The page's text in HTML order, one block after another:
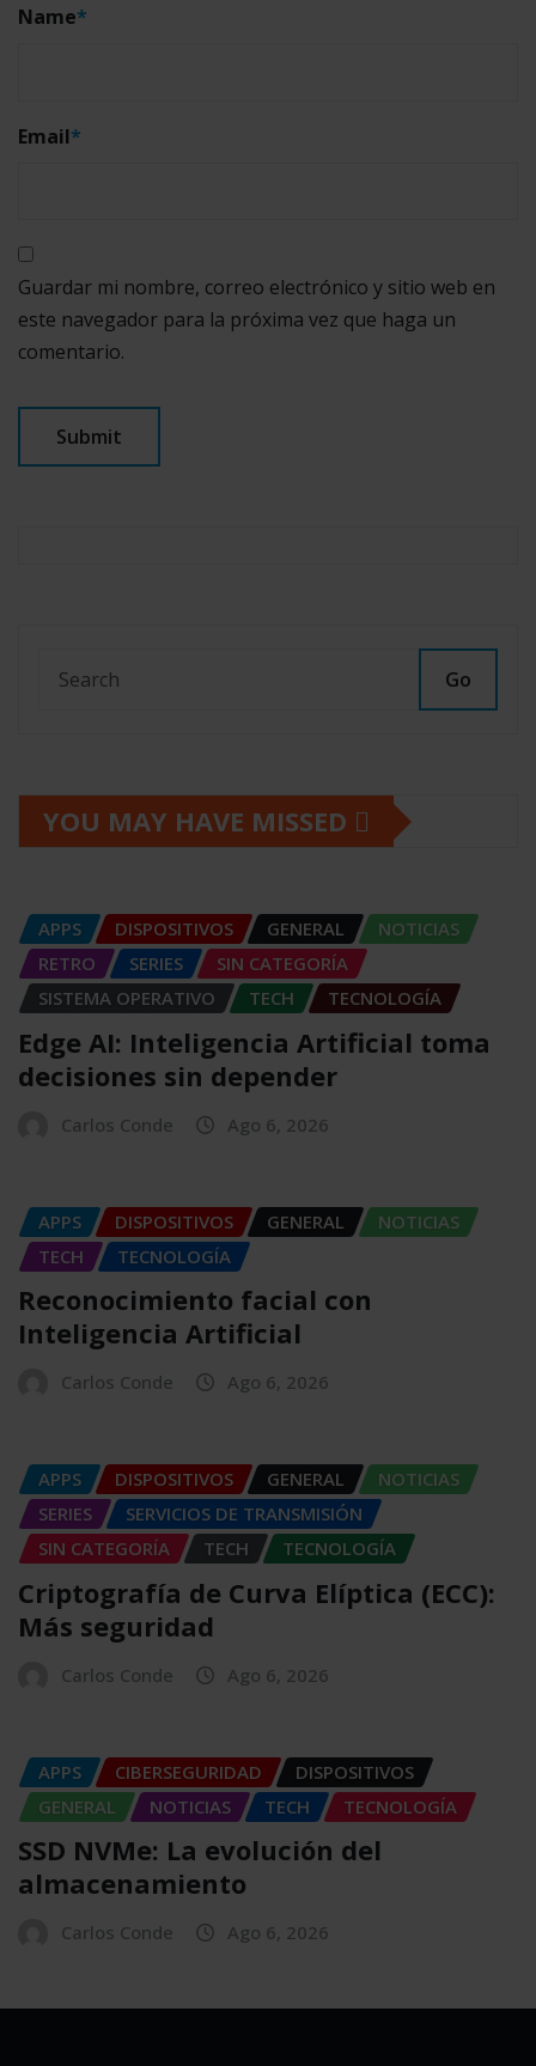
Name*
Email*
Guardar mi nombre, correo electrónico y sitio web en
este navegador para la próxima vez que haga un
comentario.
Go
YOU MAY HAVE MISSED
APPS DISPOSITIVOS GENERAL
NOTICIAS
RETRO
SERIES
SIN CATEGORÍA
SISTEMA OPERATIVO
TECH TECNOLOGÍA
Edge AI: Inteligencia Artificial toma
decisiones sin depender
Carlos Conde Ago 6, 2026
APPS DISPOSITIVOS GENERAL
NOTICIAS
TECH
TECNOLOGÍA
Reconocimiento facial con
Inteligencia Artificial
Carlos Conde Ago 6, 2026
APPS DISPOSITIVOS GENERAL
NOTICIAS
SERIES
SERVICIOS DE TRANSMISIÓN
SIN CATEGORÍA
TECH TECNOLOGÍA
Criptografía de Curva Elíptica (ECC):
Más seguridad
Carlos Conde Ago 6, 2026
APPS CIBERSEGURIDAD
DISPOSITIVOS
GENERAL
NOTICIAS TECH TECNOLOGÍA
SSD NVMe: La evolución del
almacenamiento
Carlos Conde Ago 6, 2026